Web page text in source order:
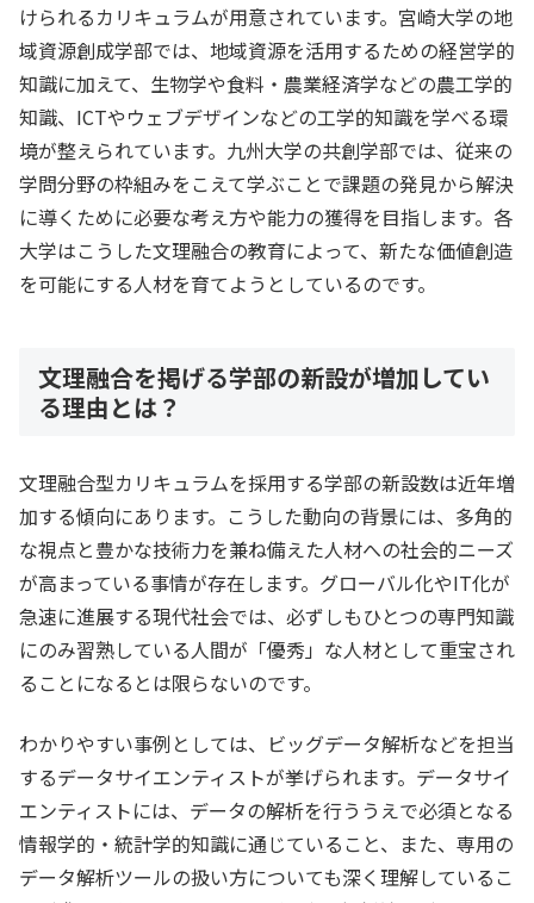
けられるカリキュラムが用意されています。宮崎大学の地
域資源創成学部では、地域資源を活用するための経営学的
知識に加えて、生物学や食料・農業経済学などの農工学的
知識、ICTやウェブデザインなどの工学的知識を学べる環
境が整えられています。九州大学の共創学部では、従来の
学問分野の枠組みをこえて学ぶことで課題の発見から解決
に導くために必要な考え方や能力の獲得を目指します。各
大学はこうした文理融合の教育によって、新たな価値創造
を可能にする人材を育てようとしているのです。
文理融合を掲げる学部の新設が増加してい
る理由とは？
文理融合型カリキュラムを採用する学部の新設数は近年増
加する傾向にあります。こうした動向の背景には、多角的
な視点と豊かな技術力を兼ね備えた人材への社会的ニーズ
が高まっている事情が存在します。グローバル化やIT化が
急速に進展する現代社会では、必ずしもひとつの専門知識
にのみ習熟している人間が「優秀」な人材として重宝され
ることになるとは限らないのです。
わかりやすい事例としては、ビッグデータ解析などを担当
するデータサイエンティストが挙げられます。データサイ
エンティストには、データの解析を行ううえで必須となる
情報学的・統計学的知識に通じていること、また、専用の
データ解析ツールの扱い方についても深く理解しているこ